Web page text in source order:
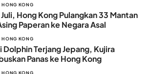
HONG KONG
Hong Kong Pulangkan 33 Mantan
Paperan ke Negara Asal
HONG KONG
Dolphin Terjang Jepang, Kujira
Panas ke Hong Kong
HONG KONG